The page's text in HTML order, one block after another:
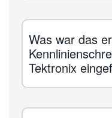
Was war das
Tektronix